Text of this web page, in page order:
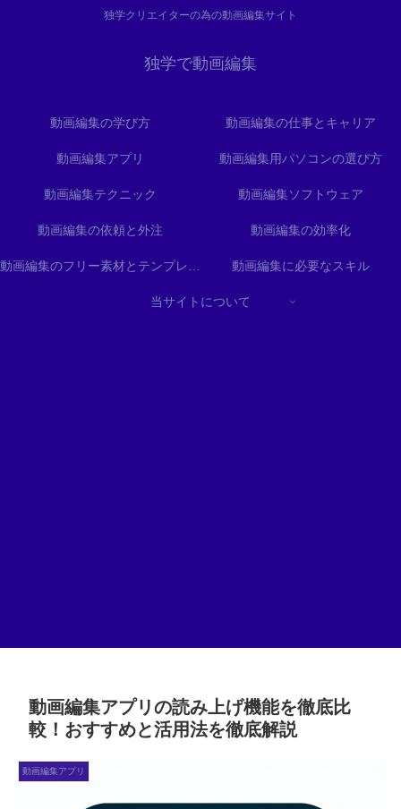
独学クリエイターの為の動画編集サイト
独学で動画編集
動画編集の学び方 動画編集の仕事とキャリア
動画編集アプリ 動画編集用パソコンの選び方
動画編集テクニック 動画編集ソフトウェア
動画編集の依頼と外注 動画編集の効率化
動画編集のフリー素材とテンプレート 動画編集に必要なスキル
当サイトについて
動画編集アプリの読み上げ機能を徹底比
較！おすすめと活用法を徹底解説
動画編集アプリ